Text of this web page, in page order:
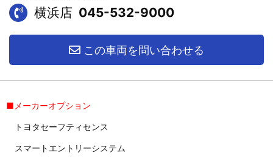
横浜店 045-532-9000
この車両を問い合わせる
■メーカーオプション
トヨタセーフティセンス
スマートエントリーシステム